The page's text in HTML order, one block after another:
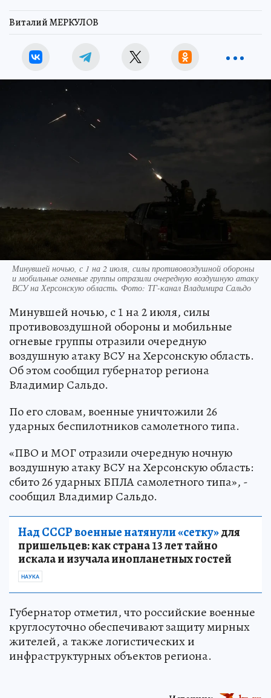
Виталий МЕРКУЛОВ
Минувшей ночью, с 1 на 2 июля, силы противовоздушной обороны
и мобильные огневые группы отразили очередную воздушную атаку
ВСУ на Херсонскую область. Фото: ТГ-канал Владимира Сальдо
Минувшей ночью, с 1 на 2 июля, силы
противовоздушной обороны и мобильные
огневые группы отразили очередную
воздушную атаку ВСУ на Херсонскую область.
Об этом сообщил губернатор региона
Владимир Сальдо.
По его словам, военные уничтожили 26
ударных беспилотников самолетного типа.
«ПВО и МОГ отразили очередную ночную
воздушную атаку ВСУ на Херсонскую область:
сбито 26 ударных БПЛА самолетного типа», -
сообщил Владимир Сальдо.
Над СССР военные натянули «сетку»для
пришельцев: как страна 13 лет тайно
искала и изучала инопланетных гостей
НАУКА
Губернатор отметил, что российские военные
круглосуточно обеспечивают защиту мирных
жителей, а также логистических и
инфраструктурных объектов региона.